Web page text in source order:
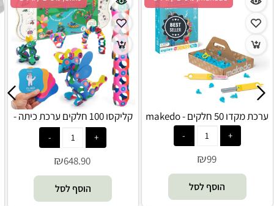
קליקסו 100 חלקים ערכת כיתה -
₪648.90
הוסף לסל
ערכת מקדו 50 חלקים - makedo
₪99
הוסף לסל